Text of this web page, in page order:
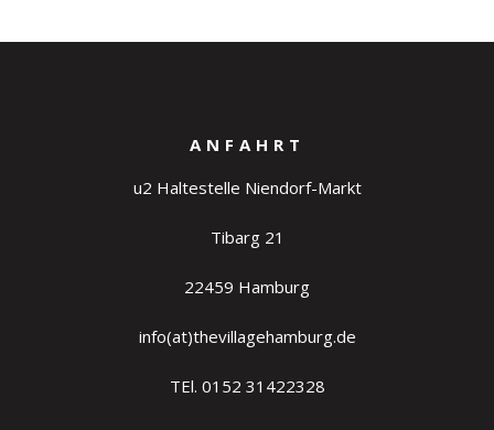
ANFAHRT
u2 Haltestelle Niendorf-Markt
Tibarg 21
22459 Hamburg
info(at)thevillagehamburg.de
TEl. 0152 31422328